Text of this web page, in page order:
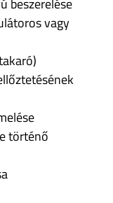
vagy
történő